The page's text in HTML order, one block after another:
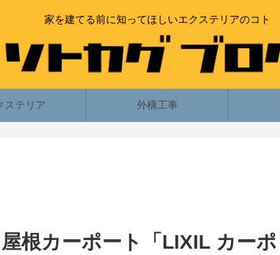
家を建てる前に知ってほしいエクステリアのコト
ステリア 外構工事
根カーポート「LIXIL カーポ